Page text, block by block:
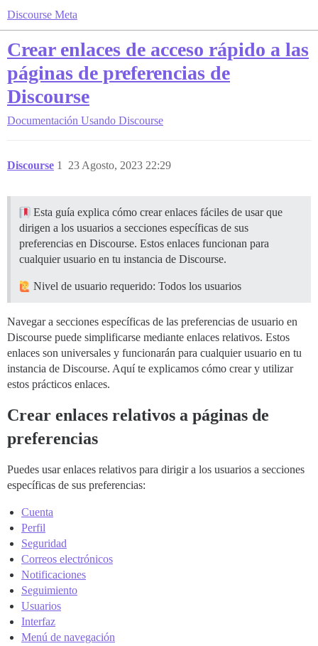
Discourse Meta
Crear enlaces de acceso rápido a las
páginas de preferencias de
Discourse
Documentación Usando Discourse
Discourse 23 Agosto, 2023 22:29
1
Esta guía explica cómo crear enlaces fáciles de usar que
dirigen a los usuarios a secciones específicas de sus
preferencias en Discourse. Estos enlaces funcionan para
cualquier usuario en tu instancia de Discourse.
Nivel de usuario requerido: Todos los usuarios
Navegar a secciones específicas de las preferencias de usuario en
Discourse puede simplificarse mediante enlaces relativos. Estos
enlaces son universales y funcionarán para cualquier usuario en tu
instancia de Discourse. Aquí te explicamos cómo crear y utilizar
estos prácticos enlaces.
Crear enlaces relativos a páginas de
preferencias
Puedes usar enlaces relativos para dirigir a los usuarios a secciones
específicas de sus preferencias:
Cuenta
Perfil
Seguridad
Correos electrónicos
Notificaciones
Seguimiento
Usuarios
Interfaz
Menú de navegación